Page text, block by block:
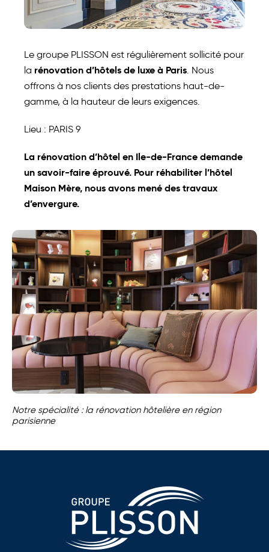
Le groupe PLISSON est régulièrement sollicité pour
la rénovation d’hôtels de luxe à Paris . Nous
offrons à nos clients des prestations haut-de-
gamme, à la hauteur de leurs exigences.
Lieu : PARIS 9
La rénovation d’hôtel en Ile-de-France demande
un savoir-faire éprouvé. Pour réhabiliter l’hôtel
Maison Mère, nous avons mené des travaux
d’envergure.
Notre spécialité : la rénovation hôtelière en région
parisienne